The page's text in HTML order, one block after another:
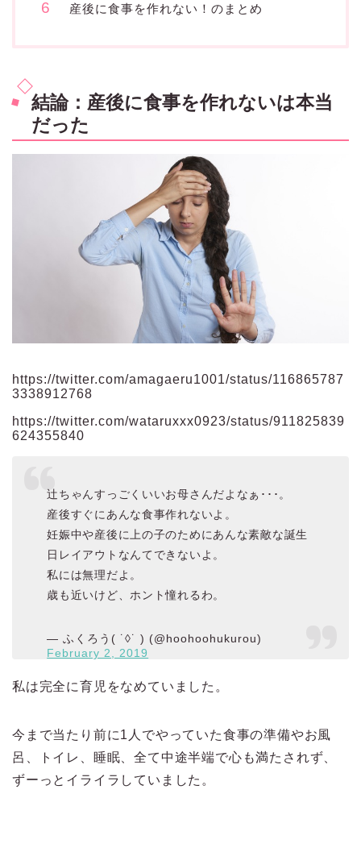
産後に食事を作れない！のまとめ
結論：産後に食事を作れないは本当
だった
https://twitter.com/amagaeru1001/status/116865787
3338912768
https://twitter.com/wataruxxx0923/status/911825839
624355840
辻ちゃんすっごくいいお母さんだよなぁ･･･。
産後すぐにあんな食事作れないよ。
妊娠中や産後に上の子のためにあんな素敵な誕生
日レイアウトなんてできないよ。
私には無理だよ。
歳も近いけど、ホント憧れるわ。
— ふくろう( ˙◊˙ ) (@hoohoohukurou)
February 2, 2019
私は完全に育児をなめていました。
今まで当たり前に1人でやっていた食事の準備やお風
呂、トイレ、睡眠、全て中途半端で心も満たされず、
ずーっとイライラしていました。